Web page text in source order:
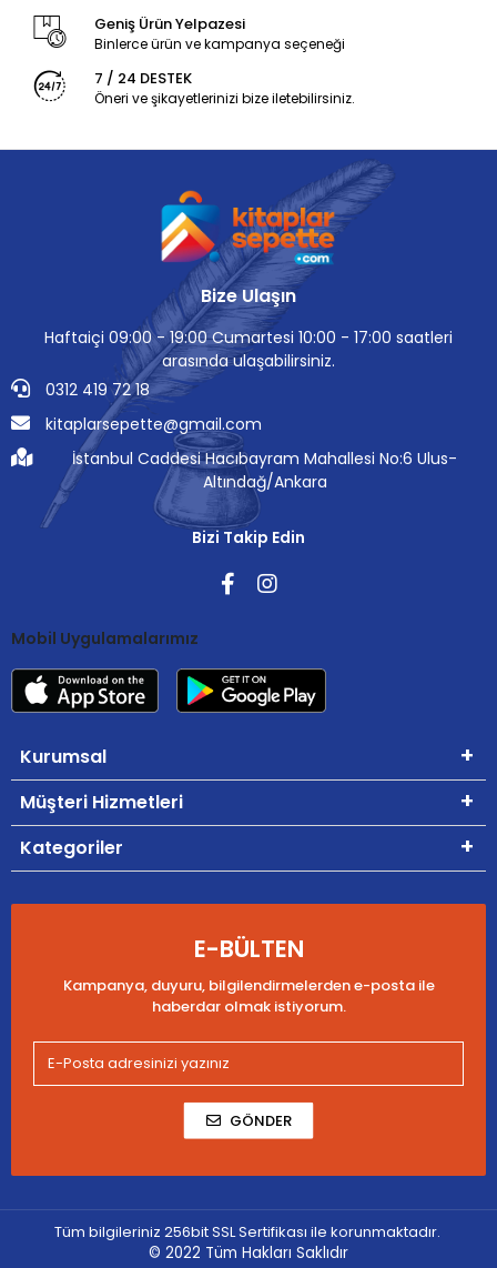
Geniş Ürün Yelpazesi
Binlerce ürün ve kampanya seçeneği
7 / 24 DESTEK
Öneri ve şikayetlerinizi bize iletebilirsiniz.
Bize Ulaşın
Haftaiçi 09:00 - 19:00 Cumartesi 10:00 - 17:00 saatleri
arasında ulaşabilirsiniz.
0312 419 72 18
kitaplarsepette@gmail.com
İstanbul Caddesi Hacıbayram Mahallesi No:6 Ulus-
Altındağ/Ankara
Bizi Takip Edin
Mobil Uygulamalarımız
Kurumsal
Müşteri Hizmetleri
Kategoriler
E-BÜLTEN
Kampanya, duyuru, bilgilendirmelerden e-posta ile
haberdar olmak istiyorum.
GÖNDER
Tüm bilgileriniz 256bit SSL Sertifikası ile korunmaktadır.
© 2022 Tüm Hakları Saklıdır